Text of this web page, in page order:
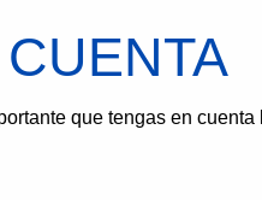
que tengas en cuenta